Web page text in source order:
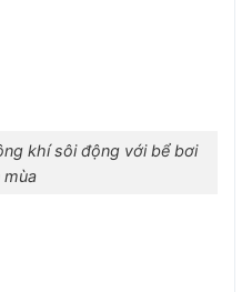
khí sôi động với bể bơi
mùa